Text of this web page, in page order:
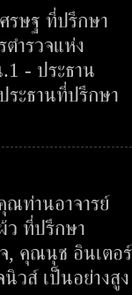
รษฐ ที่ปรึกษา
ำรวจแห่ง
- ประธาน
ระธานที่ปรึกษา
ณท่านอาจารย์
ว ที่ปรึกษา
, คุณนุช อินเตอร์
วส์ เป็นอย่างสูง